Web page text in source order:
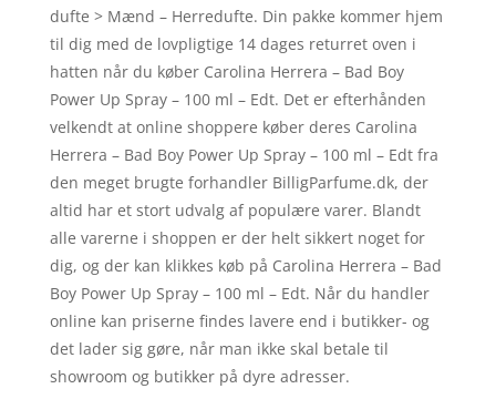
dufte > Mænd – Herredufte. Din pakke kommer hjem
til dig med de lovpligtige 14 dages returret oven i
hatten når du køber Carolina Herrera – Bad Boy
Power Up Spray – 100 ml – Edt. Det er efterhånden
velkendt at online shoppere køber deres Carolina
Herrera – Bad Boy Power Up Spray – 100 ml – Edt fra
den meget brugte forhandler BilligParfume.dk, der
altid har et stort udvalg af populære varer. Blandt
alle varerne i shoppen er der helt sikkert noget for
dig, og der kan klikkes køb på Carolina Herrera – Bad
Boy Power Up Spray – 100 ml – Edt. Når du handler
online kan priserne findes lavere end i butikker- og
det lader sig gøre, når man ikke skal betale til
showroom og butikker på dyre adresser.